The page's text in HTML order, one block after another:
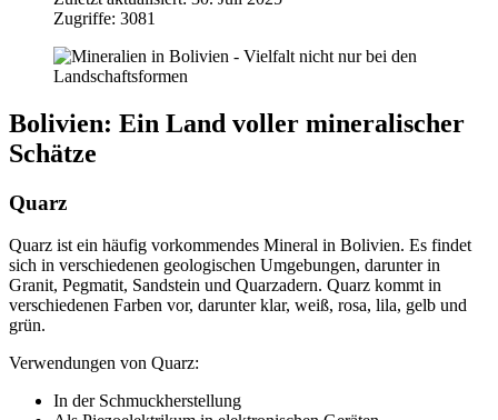
Zugriffe: 3081
Bolivien: Ein Land voller mineralischer
Schätze
Quarz
Quarz ist ein häufig vorkommendes Mineral in Bolivien. Es findet
sich in verschiedenen geologischen Umgebungen, darunter in
Granit, Pegmatit, Sandstein und Quarzadern. Quarz kommt in
verschiedenen Farben vor, darunter klar, weiß, rosa, lila, gelb und
grün.
Verwendungen von Quarz:
In der Schmuckherstellung